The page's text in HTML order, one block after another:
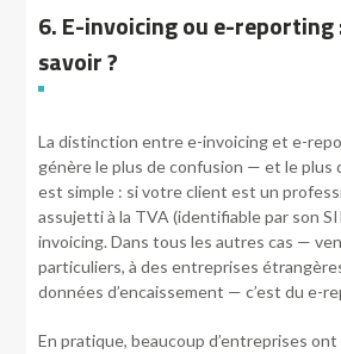
6. E-invoicing ou e-reporting
savoir ?
La distinction entre e-invoicing et e-
génère le plus de confusion — et le plus
est simple : si votre client est un
assujetti à la TVA (identifiable par son
invoicing. Dans tous les autres cas —
particuliers, à des entreprises
données d’encaissement — c’est du e-
En pratique, beaucoup d’entreprises